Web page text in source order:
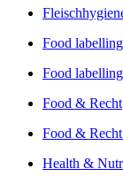
Food
Food
Food & Recht
Food &
Health &